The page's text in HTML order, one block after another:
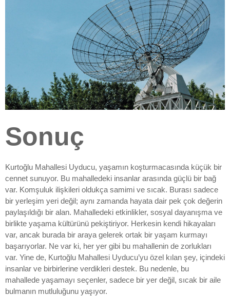
Sonuç
Kurtoğlu Mahallesi Uyducu, yaşamın koşturmacasında küçük bir
cennet sunuyor. Bu mahalledeki insanlar arasında güçlü bir bağ
var. Komşuluk ilişkileri oldukça samimi ve sıcak. Burası sadece
bir yerleşim yeri değil; aynı zamanda hayata dair pek çok değerin
paylaşıldığı bir alan. Mahalledeki etkinlikler, sosyal dayanışma ve
birlikte yaşama kültürünü pekiştiriyor. Herkesin kendi hikayaları
var, ancak burada bir araya gelerek ortak bir yaşam kurmayı
başarıyorlar. Ne var ki, her yer gibi bu mahallenin de zorlukları
var. Yine de, Kurtoğlu Mahallesi Uyducu’yu özel kılan şey, içindeki
insanlar ve birbirlerine verdikleri destek. Bu nedenle, bu
mahallede yaşamayı seçenler, sadece bir yer değil, sıcak bir aile
bulmanın mutluluğunu yaşıyor.